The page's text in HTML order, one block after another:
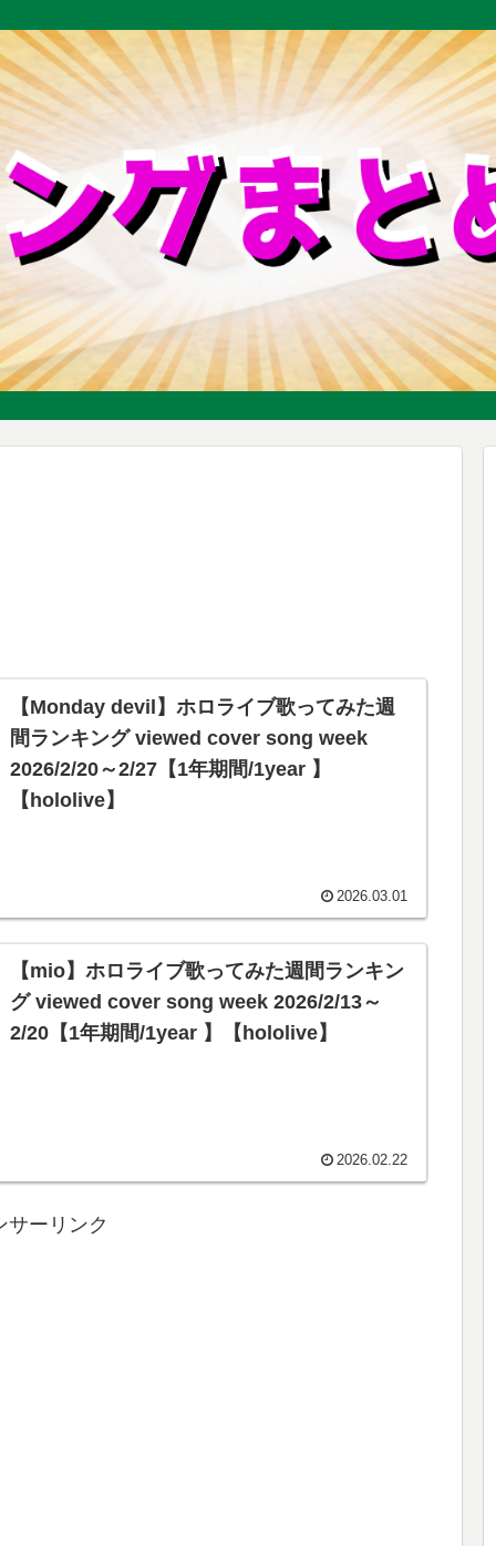
【Monday devil】ホロライブ歌ってみた週
間ランキング viewed cover song week
2026/2/20～2/27【1年期間/1year 】
【hololive】
2026.03.01
【mio】ホロライブ歌ってみた週間ランキン
グ viewed cover song week 2026/2/13～
2/20【1年期間/1year 】【hololive】
2026.02.22
サーリンク